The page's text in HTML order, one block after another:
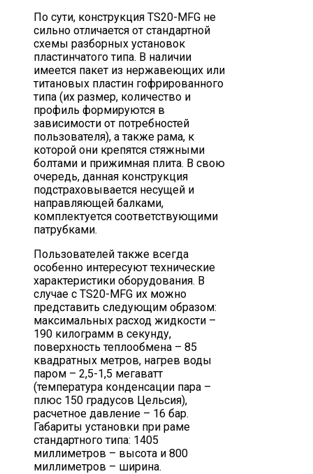
По сути, конструкция TS20-MFG не
сильно отличается от стандартной
схемы разборных установок
пластинчатого типа. В наличии
имеется пакет из нержавеющих или
титановых пластин гофрированного
типа (их размер, количество и
профиль формируются в
зависимости от потребностей
пользователя), а также рама, к
которой они крепятся стяжными
болтами и прижимная плита. В свою
очередь, данная конструкция
подстраховывается несущей и
направляющей балками,
комплектуется соответствующими
патрубками.
Пользователей также всегда
особенно интересуют технические
характеристики оборудования. В
случае с TS20-MFG их можно
представить следующим образом:
максимальных расход жидкости –
190 килограмм в секунду,
поверхность теплообмена – 85
квадратных метров, нагрев воды
паром – 2,5-1,5 мегаватт
(температура конденсации пара –
плюс 150 градусов Цельсия),
расчетное давление – 16 бар.
Габариты установки при раме
стандартного типа: 1405
миллиметров – высота и 800
миллиметров – ширина.